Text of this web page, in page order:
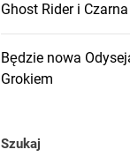
Ghost Rider i
Będzie nowa
Grokiem
Szukaj